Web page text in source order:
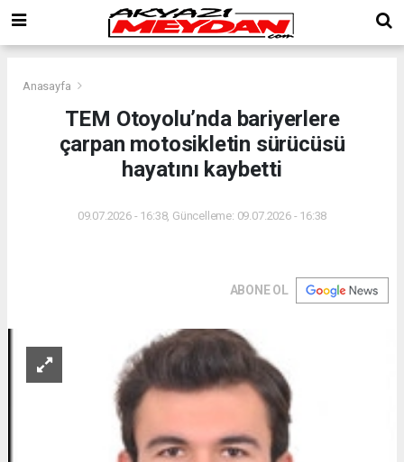
Anasayfa
TEM Otoyolu’nda bariyerlere
çarpan motosikletin sürücüsü
hayatını kaybetti
09.07.2026 - 16:38, Güncelleme: 09.07.2026 - 16:38
ABONE OL